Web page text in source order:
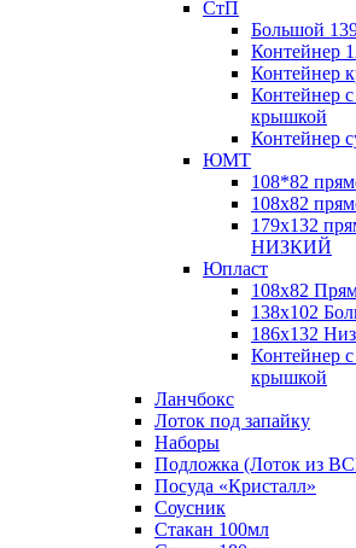
СтП
Большой
Контейнер
Контейнер
Контейнер
крышкой
Контейнер
ЮМТ
108*82
108х82
179х132
НИЗКИЙ
Юпласт
108х82
138х102
186х132
Контейнер
крышкой
Ланчбокс
Лоток под запайку
Наборы
Подложка (Лоток из
Посуда «Кристалл»
Соусник
Стакан 100мл